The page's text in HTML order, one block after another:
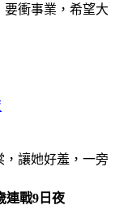
要衝事業，希望大
，讓她好羞，一旁
連戰9日夜